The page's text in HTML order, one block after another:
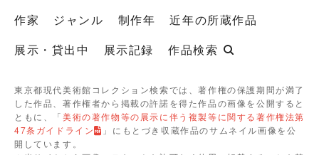
作家 ジャンル 制作年
近年の所蔵作品
展示・貸出中
展示記録 作品検索
東京都現代美術館コレクション検索では、著作権の保護期間が満了
した作品、著作権者から掲載の許諾を得た作品の画像を公開すると
ともに、「美術の著作物等の展示に伴う複製等に関する著作権法第
47条ガイドライン
」にもとづき収蔵作品のサムネイル画像を公
開しています。